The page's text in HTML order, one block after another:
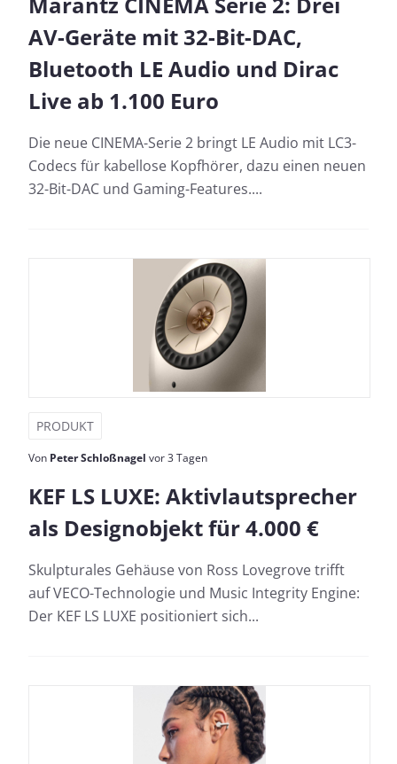
AV-Geräte mit 32-Bit-DAC,
Bluetooth LE Audio und Dirac
Live ab 1.100 Euro
Die neue CINEMA-Serie 2 bringt LE Audio mit LC3-
Codecs für kabellose Kopfhörer, dazu einen neuen
32-Bit-DAC und Gaming-Features....
PRODUKT
Von Peter Schloßnagel vor 3 Tagen
KEF LS LUXE: Aktivlautsprecher
als Designobjekt für 4.000 €
Skulpturales Gehäuse von Ross Lovegrove trifft
auf VECO-Technologie und Music Integrity Engine:
Der KEF LS LUXE positioniert sich...